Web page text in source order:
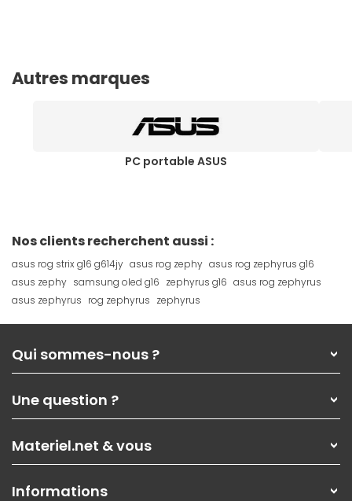
Autres marques
PC portable ASUS
Nos clients recherchent aussi :
asus rog strix g16 g614jy asus rog zephy asus rog zephyrus g16
asus zephy samsung oled g16 zephyrus g16 asus rog zephyrus
asus zephyrus rog zephyrus zephyrus
Qui sommes-nous ?
Nos services
Les magasins Materiel.net
Nos solutions pour les pros
Contactez-nous
Une question ?
Paiement, livraison
Garanties,Pack Zen
SAV, demander un retour
Materiel.net & vous
On rachète votre carte graphique
Informations